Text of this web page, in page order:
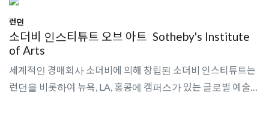
런던
소더비 인스티튜트 오브 아트 Sotheby's Institute
of Arts
세계적인 경매회사 소더비에 의해 창립된 소더비 인스티튜트는
런던을 비롯하여 뉴욕, LA, 홍콩에 캠퍼스가 있는 글로벌 예술전